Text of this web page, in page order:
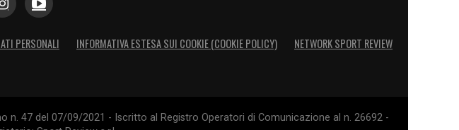
PERSONALI INFORMATIVA ESTESA SUI COOKIE (COOKIE POLICY) NETWORK SPORT REVIEW
47 del 07/09/2021 - Iscritto al Registro Operatori di Comunicazione al n. 26692 -